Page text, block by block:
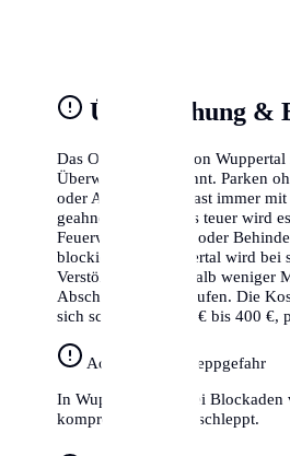
Überwachung &
Das Ordnungsamt von Wuppertal
Überwachung bekannt. Parken
oder Ausweis wird fast immer mit
geahndet. Besonders teuer wird
Feuerwehrzufahrten oder
blockierst. In Wuppertal wird bei
Verstößen oft innerhalb weniger
Abschleppdienst gerufen. Die
sich schnell auf 250 € bis 400 €,
Achtung Abschleppgefahr
In Wuppertal wird bei Blockaden
kompromisslos abgeschleppt.